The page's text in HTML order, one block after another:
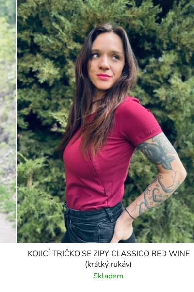
KOJICÍ TRIČKO SE ZIPY CLASSICO RED WINE
(krátký rukáv)
Skladem